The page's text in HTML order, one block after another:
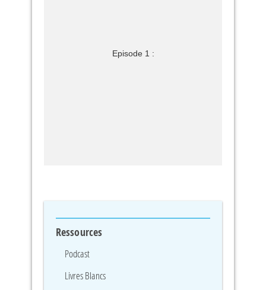
Episode 1 :
Ressources
Podcast
Livres Blancs